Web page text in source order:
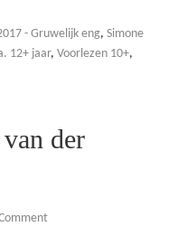
- Gruwelijk eng, Simone
12+ jaar, Voorlezen 10+,
der